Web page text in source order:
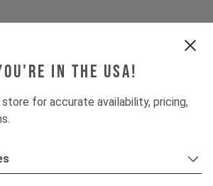
in the USA!
for accurate availability, pricing,
ÖHLINS RXF38 M.2